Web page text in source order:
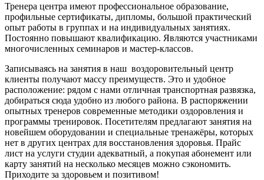
Тренера центра имеют профессиональное образование,
профильные сертификаты, дипломы, большой практический
опыт работы в группах и на индивидуальных занятиях.
Постоянно повышают квалификацию. Являются участниками
многочисленных семинаров и мастер-классов.
Записываясь на занятия в наш воздоровительный центр
клиенты получают массу преимуществ. Это и удобное
расположение: рядом с нами отличная транспортная развязка,
добираться сюда удобно из любого района. В распоряжении
опытных тренеров современные методики оздоровления и
программы тренировок. Посетителям предлагают занятия на
новейшем оборудовании и специальные тренажёры, которых
нет в других центрах для восстановления здоровья. Прайс
лист на услуги студии адекватный, а покупая абонемент или
карту занятий на несколько месяцев можно сэкономить.
Приходите за здоровьем и позитивом!